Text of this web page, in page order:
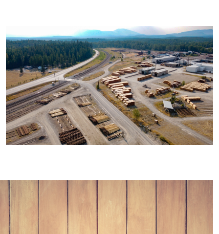
Die Bedeutung der
Staubabsaugung in der
holzverarbeitenden
Industrie